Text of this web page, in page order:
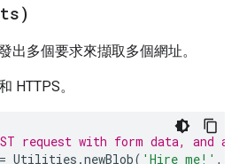
出多個要求來擷取多個網址。
HTTPS。
request with form data, and a
= Utilities .newBlob( 'Hire me!' ,